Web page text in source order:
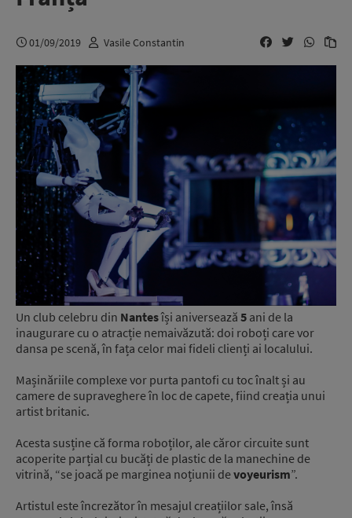
01/09/2019 Vasile Constantin
Un club celebru din Nantesîși aniversează 5 ani de la
inaugurare cu o atracție nemaivăzută: doi roboți care vor
dansa pe scenă, în fața celor mai fideli clienți ai localului.
Mașinăriile complexe vor purta pantofi cu toc înalt și au
camere de supraveghere în loc de capete, fiind creația unui
artist britanic.
Acesta susține că forma roboților, ale căror circuite sunt
acoperite parțial cu bucăți de plastic de la manechine de
vitrină, “se joacă pe marginea noțiunii devoyeurism”.
Artistul este încrezător în mesajul creațiilor sale, însă